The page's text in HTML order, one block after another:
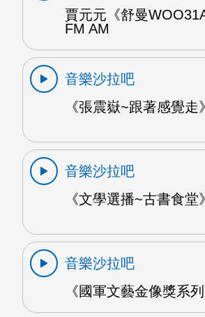
賈元元《舒曼
FM AM
音樂沙拉吧
《張震嶽~跟著感覺走
音樂沙拉吧
《文學選播~古書食堂
音樂沙拉吧
《國軍文藝金像獎系